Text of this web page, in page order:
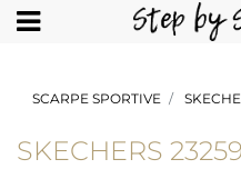
Open
SCARPE SPORTIVE
SKECHERS